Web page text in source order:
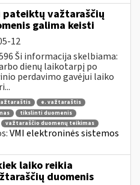
važtaraščių
galima keisti
12
Ši informacija skelbiama:
dienų laikotarpį po
perdavimo gavėjui laiko
e. važtaraštis
tikslinti duomenis
važtaraščio duomenų teikimas
VMI elektroninės sistemos
laiko reikia
duomenis